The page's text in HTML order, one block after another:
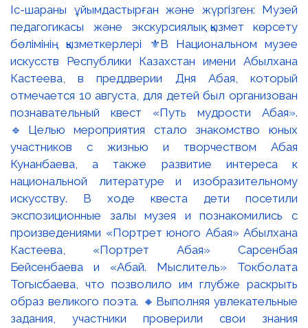
Іс-шараны ұйымдастырған және жүргізген: Музей
педагогикасы және экскурсиялық қызмет көрсету
бөлімінің қызметкерлері ⚜️В Национальном музее
искусств Республики Казахстан имени Абылхана
Кастеева, в преддверии Дня Абая, который
отмечается 10 августа, для детей был организован
познавательный квест «Путь мудрости Абая».
🔹Целью мероприятия стало знакомство юных
участников с жизнью и творчеством Абая
Кунанбаева, а также развитие интереса к
национальной литературе и изобразительному
искусству. В ходе квеста дети посетили
экспозиционные залы музея и познакомились с
произведениями «Портрет юного Абая» Абылхана
Кастеева, «Портрет Абая» Сарсенбая
Бейсенбаева и «Абай. Мыслитель» Токболата
Тогысбаева, что позволило им глубже раскрыть
образ великого поэта. 🔸Выполняя увлекательные
задания, участники проверили свои знания